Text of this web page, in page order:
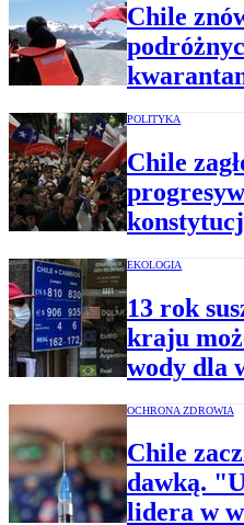
Chile
POLITYKA
Chile
EKOLOGIA
13 rok
kraju
wody dla
OCHRONA ZDROWIA
Chile
dawką.
lidera w